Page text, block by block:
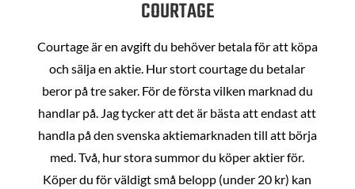
COURTAGE
Courtage är en avgift du behöver betala för att köpa
och sälja en aktie. Hur stort courtage du betalar
beror på tre saker. För de första vilken marknad du
handlar på. Jag tycker att det är bästa att endast att
handla på den svenska aktiemarknaden till att börja
med. Två, hur stora summor du köper aktier för.
Köper du för väldigt små belopp (under 20 kr) kan